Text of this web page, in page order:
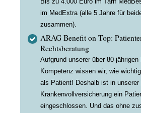
im MedExtra (alle 5 Jahre für
zusammen).
ARAG Benefit on Top:
Rechtsberatung
Aufgrund unserer über 80-
Kompetenz wissen wir, wie
als Patient! Deshalb ist in unserer
Krankenvollversicherung ein
eingeschlossen. Und das ohne